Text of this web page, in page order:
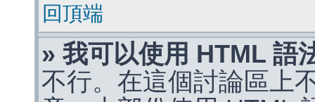
回頂端
» 我可以使用 HTML 語
不行。在這個討論區上